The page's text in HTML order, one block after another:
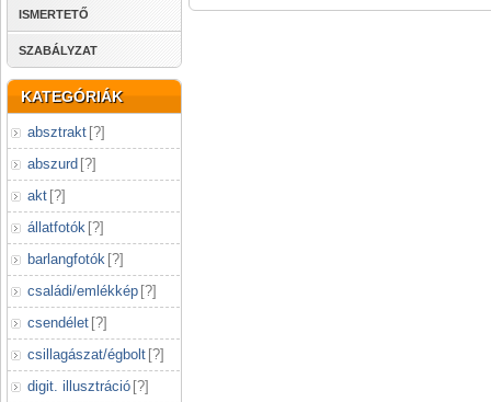
ISMERTETŐ
SZABÁLYZAT
KATEGÓRIÁK
absztrakt [?]
abszurd [?]
akt [?]
állatfotók [?]
barlangfotók [?]
családi/emlékkép [?]
csendélet [?]
csillagászat/égbolt [?]
digit. illusztráció [?]